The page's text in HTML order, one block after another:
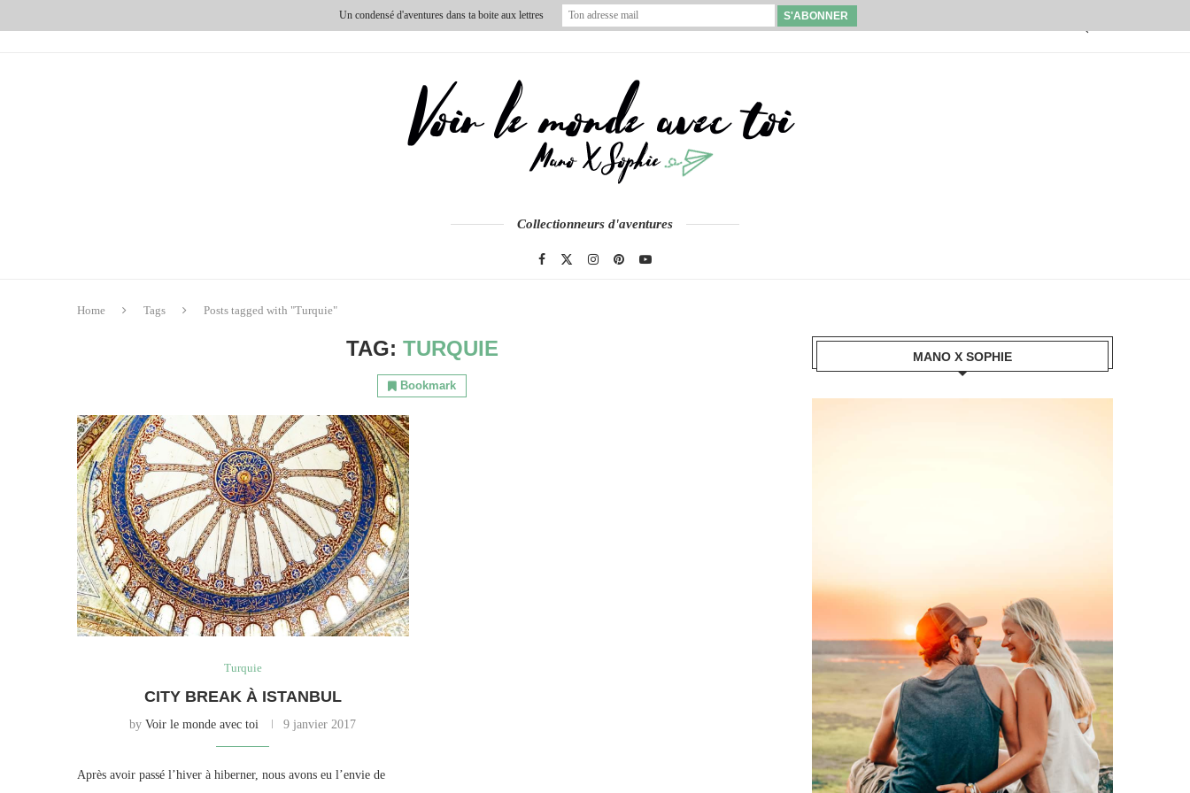
CONTACT
Collectionneurs d'aventures
Home Tags Posts tagged with "Turquie"
TAG: TURQUIE
Bookmark
Turquie
CITY BREAK À ISTANBUL
byVoir le monde avec toi 9 janvier 2017
Après avoir passé l’hiver à hiberner, nous avons eu l’envie de
MANO X SOPHIE
Un condensé d'aventures dans ta boite aux lettres